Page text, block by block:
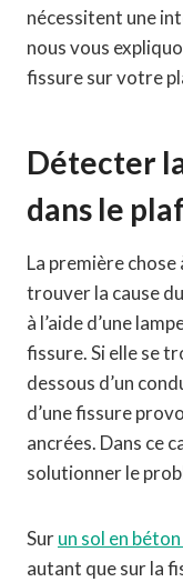
nécessitent une
nous vous
fissure sur votre
Détecter
dans le
La première
trouver la cause
à l’aide d’une
fissure. Si elle se
dessous d’un
d’une fissure
ancrées. Dans ce
solutionner le
Surun sol en
autant que sur la